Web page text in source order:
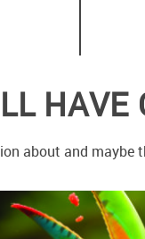
HAVE
about and